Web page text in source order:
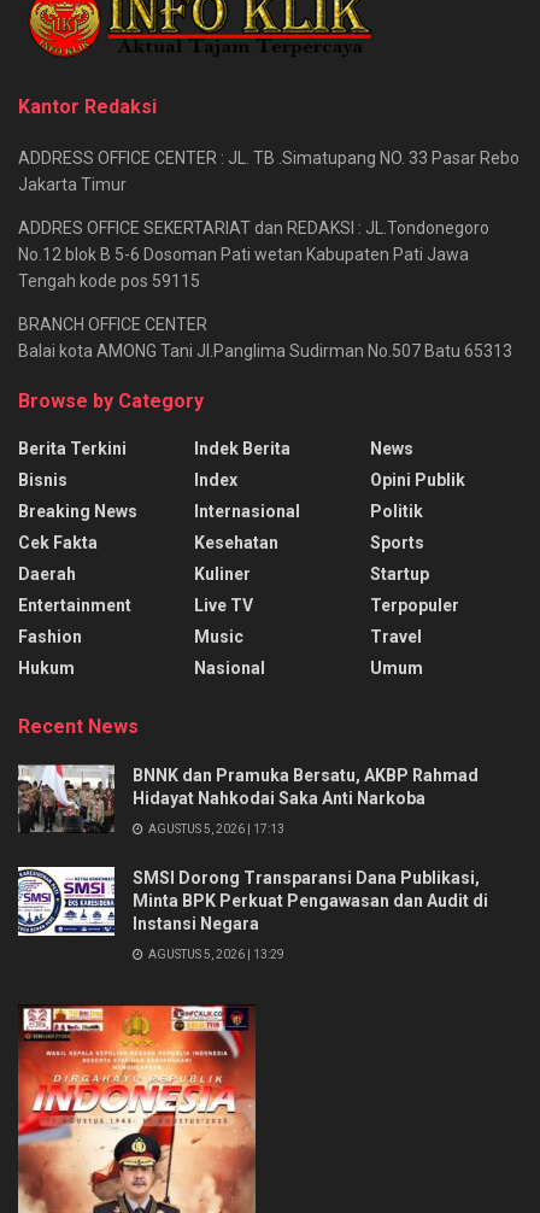
Kantor Redaksi
ADDRESS OFFICE CENTER : JL. TB .Simatupang NO. 33 Pasar Rebo
Jakarta Timur
ADDRES OFFICE SEKERTARIAT dan REDAKSI : JL.Tondonegoro
No.12 blok B 5-6 Dosoman Pati wetan Kabupaten Pati Jawa
Tengah kode pos 59115
BRANCH OFFICE CENTER
Balai kota AMONG Tani Jl.Panglima Sudirman No.507 Batu 65313
Browse by Category
Berita Terkini
Bisnis
Breaking News
Cek Fakta
Daerah
Entertainment
Fashion
Hukum
Indek Berita
Index
Internasional
Kesehatan
Kuliner
Live TV
Music
Nasional
News
Opini Publik
Politik
Sports
Startup
Terpopuler
Travel
Umum
Recent News
BNNK dan Pramuka Bersatu, AKBP Rahmad
Hidayat Nahkodai Saka Anti Narkoba
AGUSTUS 5, 2026 | 17:13
SMSI Dorong Transparansi Dana Publikasi,
Minta BPK Perkuat Pengawasan dan Audit di
Instansi Negara
AGUSTUS 5, 2026 | 13:29